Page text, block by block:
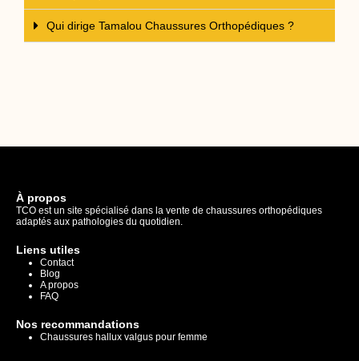
Qui dirige Tamalou Chaussures Orthopédiques ?
À propos
TCO est un site spécialisé dans la vente de chaussures orthopédiques
adaptés aux pathologies du quotidien.
Liens utiles
Contact
Blog
A propos
FAQ
Nos recommandations
Chaussures hallux valgus pour femme